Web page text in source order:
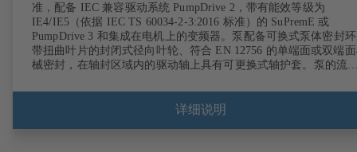
准，配备 IEC 兼容驱动系统 PumpDrive 2，带有能效等级为
IE4/IE5（依据 IEC TS 60034-2-3:2016 标准）的 SuPremE 或
PumpDrive 3 和集成在电机上的变频器。泵配备可换式泵体密封
带扭曲叶片的封闭式径向叶轮、符合 EN 12756 的单端面或双端
械密封，在轴封区域内的驱动轴上具有可更换式轴护套。泵的流
和叶轮。固定点符合 IEC 60072 标准，外壳尺寸符合 DIN V
(07-2011) 标准。可选购 ATEX 型式。远超 ErP 准则的效率要求。
详细说明